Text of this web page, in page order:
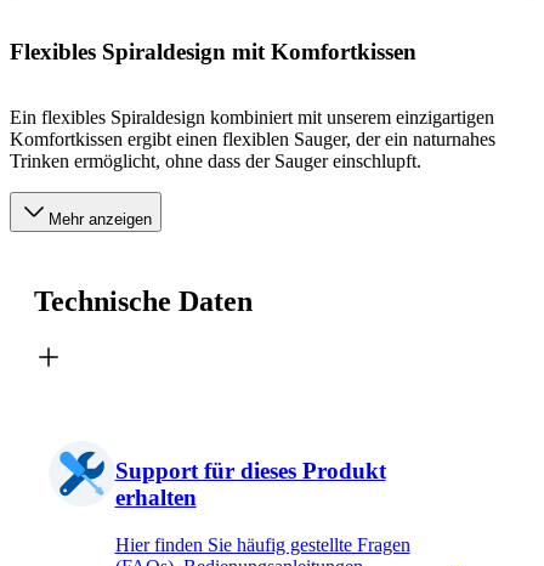
Flexibles Spiraldesign mit Komfortkissen
Ein flexibles Spiraldesign kombiniert mit unserem einzigartigen
Komfortkissen ergibt einen flexiblen Sauger, der ein naturnahes
Trinken ermöglicht, ohne dass der Sauger einschlupft.
Mehr anzeigen
Technische Daten
Support für dieses Produkt
erhalten
Hier finden Sie häufig gestellte Fragen